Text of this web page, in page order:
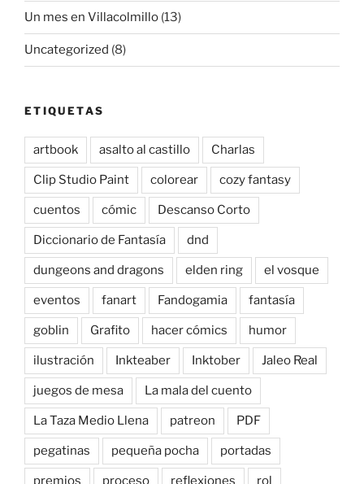
Un mes en Villacolmillo (13)
Uncategorized (8)
ETIQUETAS
artbook asalto al castillo Charlas
Clip Studio Paint colorear cozy fantasy
cuentos cómic Descanso Corto
Diccionario de Fantasía dnd
dungeons and dragons elden ring el vosque
eventos fanart Fandogamia fantasía
goblin Grafito hacer cómics humor
ilustración Inkteaber Inktober Jaleo Real
juegos de mesa La mala del cuento
La Taza Medio Llena patreon PDF
pegatinas pequeña pocha portadas
premios proceso reflexiones rol